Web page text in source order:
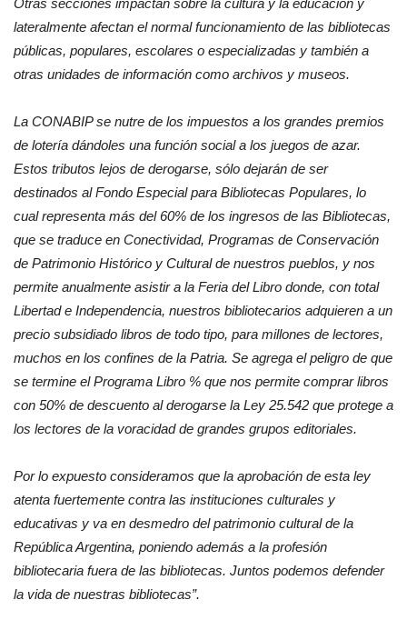
lateralmente afectan el normal funcionamiento de las bibliotecas
públicas, populares, escolares o especializadas y también a
otras unidades de información como archivos y museos.
La CONABIP se nutre de los impuestos a los grandes premios
de lotería dándoles una función social a los juegos de azar.
Estos tributos lejos de derogarse, sólo dejarán de ser
destinados al Fondo Especial para Bibliotecas Populares, lo
cual representa más del 60% de los ingresos de las Bibliotecas,
que se traduce en Conectividad, Programas de Conservación
de Patrimonio Histórico y Cultural de nuestros pueblos, y nos
permite anualmente asistir a la Feria del Libro donde, con total
Libertad e Independencia, nuestros bibliotecarios adquieren a un
precio subsidiado libros de todo tipo, para millones de lectores,
muchos en los confines de la Patria. Se agrega el peligro de que
se termine el Programa Libro % que nos permite comprar libros
con 50% de descuento al derogarse la Ley 25.542 que protege a
los lectores de la voracidad de grandes grupos editoriales.
Por lo expuesto consideramos que la aprobación de esta ley
atenta fuertemente contra las instituciones culturales y
educativas y va en desmedro del patrimonio cultural de la
República Argentina, poniendo además a la profesión
bibliotecaria fuera de las bibliotecas. Juntos podemos defender
la vida de nuestras bibliotecas”.